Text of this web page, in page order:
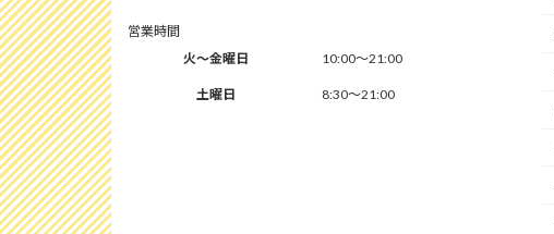
営業時間
火～金曜日
10:00～21:00
土曜日 8:30～21:00